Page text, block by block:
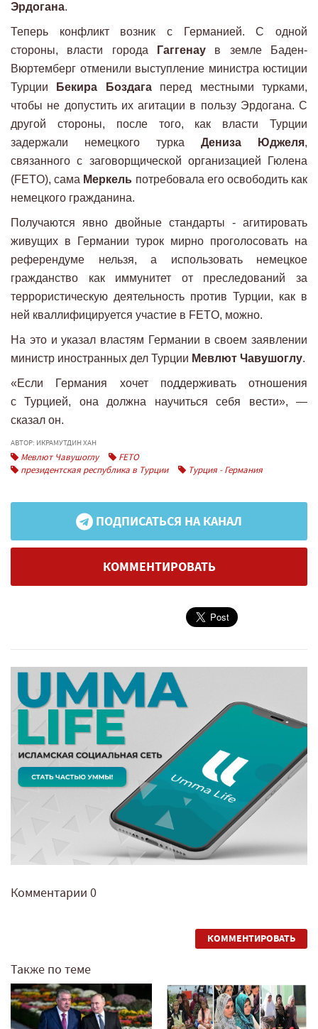
Эрдогана.
Теперь конфликт возник с Германией. С одной
стороны, власти города
Гаггенау в земле Баден-
Вюртемберг отменили выступление министра юстиции
Турции
Бекира Боздагаперед местными турками,
чтобы не допустить их агитации в пользу Эрдогана. С
другой стороны, после того, как власти Турции
задержали немецкого турка Дениза Юджеля,
связанного с заговорщической организацией Гюлена
(FETO), сама Меркель потребовала его освободить как
немецкого гражданина.
Получаются явно двойные стандарты - агитировать
живущих в Германии турок мирно проголосовать на
референдуме нельзя, а использовать немецкое
гражданство как иммунитет от преследований за
террористическую деятельность против Турции, как в
ней кваллифицируется участие в FETO, можно.
На это и указал властям Германии в своем заявлении
министр иностранных дел Турции Мевлют Чавушоглу.
«Если Германия хочет поддерживать отношения
с Турцией, она должна научиться себя вести», —
сказал он.
АВТОР: ИКРАМУТДИН ХАН
Мевлют Чавушоглу
FETO
президентская республика в Турции
Турция - Германия
ПОДПИСАТЬСЯ НА КАНАЛ
КОММЕНТИРОВАТЬ
Комментарии 0
КОММЕНТИРОВАТЬ
Также по теме